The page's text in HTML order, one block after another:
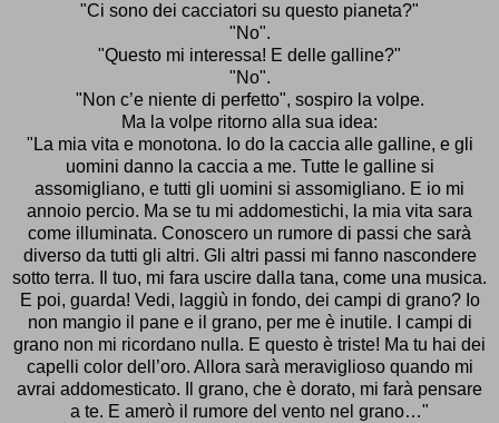
"Ci sono dei cacciatori su questo pianeta?"
"No".
"Questo mi interessa! E delle galline?"
"No".
"Non c’e niente di perfetto", sospiro la volpe.
Ma la volpe ritorno alla sua idea:
"La mia vita e monotona. Io do la caccia alle galline, e gli
uomini danno la caccia a me. Tutte le galline si
assomigliano, e tutti gli uomini si assomigliano. E io mi
annoio percio. Ma se tu mi addomestichi, la mia vita sara
come illuminata. Conoscero un rumore di passi che sarà
diverso da tutti gli altri. Gli altri passi mi fanno nascondere
sotto terra. Il tuo, mi fara uscire dalla tana, come una musica.
E poi, guarda! Vedi, laggiù in fondo, dei campi di grano? Io
non mangio il pane e il grano, per me è inutile. I campi di
grano non mi ricordano nulla. E questo è triste! Ma tu hai dei
capelli color dell’oro. Allora sarà meraviglioso quando mi
avrai addomesticato. Il grano, che è dorato, mi farà pensare
a te. E amerò il rumore del vento nel grano…"